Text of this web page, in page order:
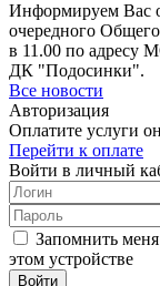
Информируем Вас
очередного
в 11.00 по адресу
ДК "Подосинки".
Все новости
Авторизация
Оплатите услуги
Перейти к оплате
Войти в личный
Запомнить
этом устройстве